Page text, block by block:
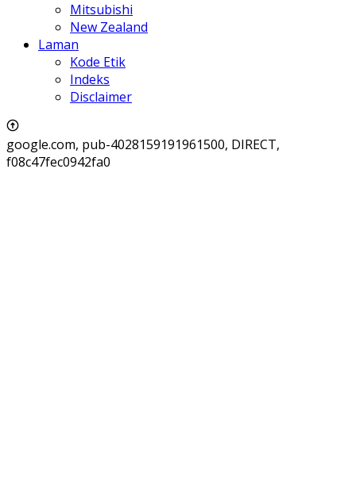
Mitsubishi
New Zealand
Laman
Kode Etik
Indeks
Disclaimer
google.com, pub-4028159191961500, DIRECT,
f08c47fec0942fa0